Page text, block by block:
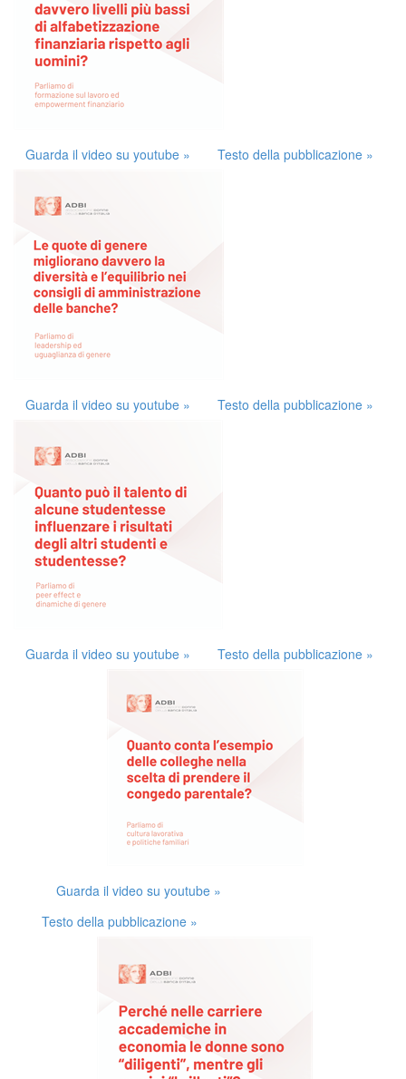
Guarda il video su youtube » Testo della pubblicazione »
Guarda il video su youtube » Testo della pubblicazione »
Guarda il video su youtube » Testo della pubblicazione »
Guarda il video su youtube »
Testo della pubblicazione »